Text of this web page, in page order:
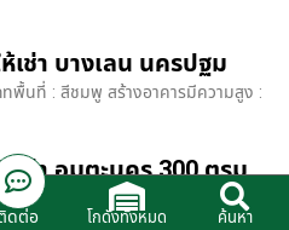
เช่า บางเลน นครปฐม
พื้นที่ : สีชมพู สร้างอาคารมีความสูง :
เช่า อมตะนคร 300 ตรม.
ติดนิคมอมตะนคร อ.พานทอง จ.ชลบุรี
ดต่อ โกดังทั้งหมด ค้นหา